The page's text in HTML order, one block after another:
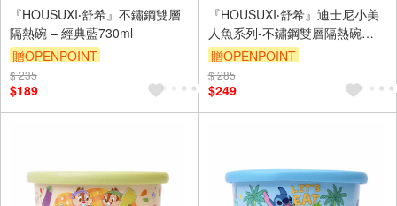
『HOUSUXI‧舒希』不鏽鋼雙層
隔熱碗 – 經典藍730ml
贈OPENPOINT
$ 235
$189
『HOUSUXI‧舒希』迪士尼小美
人魚系列-不鏽鋼雙層隔熱碗
730ml(A3)
贈OPENPOINT
$ 285
$249